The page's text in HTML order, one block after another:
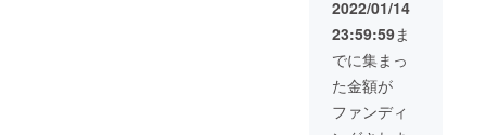
2022/01/14
23:59:59ま
でに集まっ
た金額が
ファンディ